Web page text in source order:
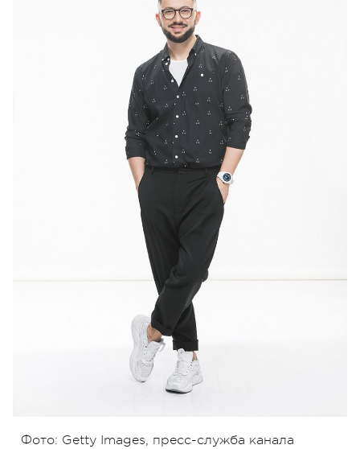
Фото: Getty Images, пресс-служба канала